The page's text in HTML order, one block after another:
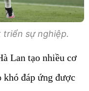
triển sự nghiệp.
Lan tạo nhiều cơ
khó đáp ứng được